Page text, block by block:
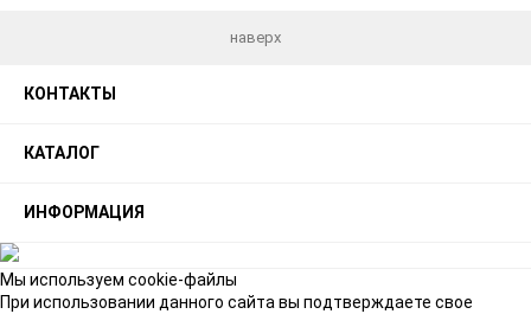
наверх
КОНТАКТЫ
КАТАЛОГ
ИНФОРМАЦИЯ
Мы используем cookie-файлы
При использовании данного сайта вы подтверждаете свое